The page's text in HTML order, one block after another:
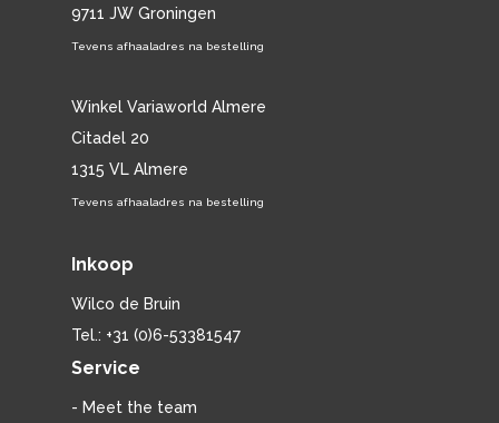
9711 JW Groningen
Tevens afhaaladres na bestelling
Winkel Variaworld Almere
Citadel 20
1315 VL Almere
Tevens afhaaladres na bestelling
Inkoop
Wilco de Bruin
Tel.: +31 (0)6-53381547
Service
- Meet the team